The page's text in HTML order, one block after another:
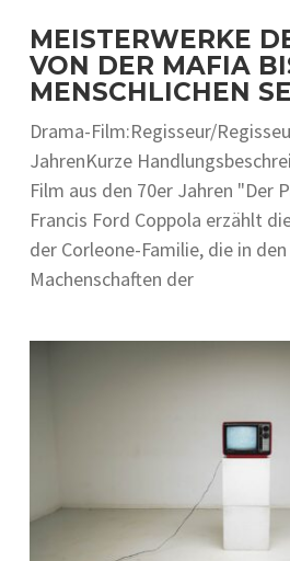
MEISTERWERKE
VON DER MAFIA
MENSCHLICHEN
Drama-Film:Regisseur/
JahrenKurze
Film aus den 70er Jahren "Der
Francis Ford Coppola erzählt
der Corleone-Familie, die in
Machenschaften der